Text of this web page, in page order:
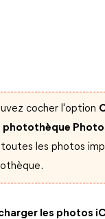
cocher l'option
photothèque
les photos
les photos